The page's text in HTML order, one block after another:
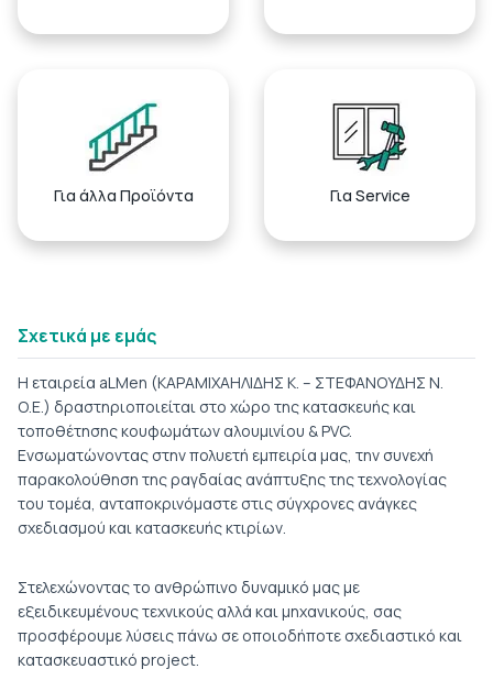
Για άλλα Προϊόντα Για Service
Σχετικά με εμάς
H εταιρεία aLMen (ΚΑΡΑΜΙΧΑΗΛΙΔΗΣ Κ. – ΣΤΕΦΑΝΟΥΔΗΣ Ν.
Ο.Ε.) δραστηριοποιείται στο χώρο της κατασκευής και
τοποθέτησης κουφωμάτων αλουμινίου & PVC.
Ενσωματώνοντας στην πολυετή εμπειρία μας, την συνεχή
παρακολούθηση της ραγδαίας ανάπτυξης της τεχνολογίας
του τομέα, ανταποκρινόμαστε στις σύγχρονες ανάγκες
σχεδιασμού και κατασκευής κτιρίων.
Στελεχώνοντας το ανθρώπινο δυναμικό μας με
εξειδικευμένους τεχνικούς αλλά και μηχανικούς, σας
προσφέρουμε λύσεις πάνω σε οποιοδήποτε σχεδιαστικό και
κατασκευαστικό project.